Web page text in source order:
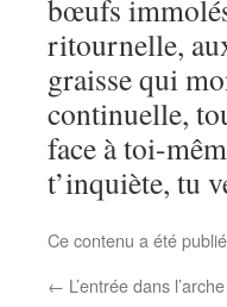
bœufs
ritournelle,
graisse qui
continuelle,
face à toi-
t’inquiète, tu
Ce contenu a été
← L’entrée dans